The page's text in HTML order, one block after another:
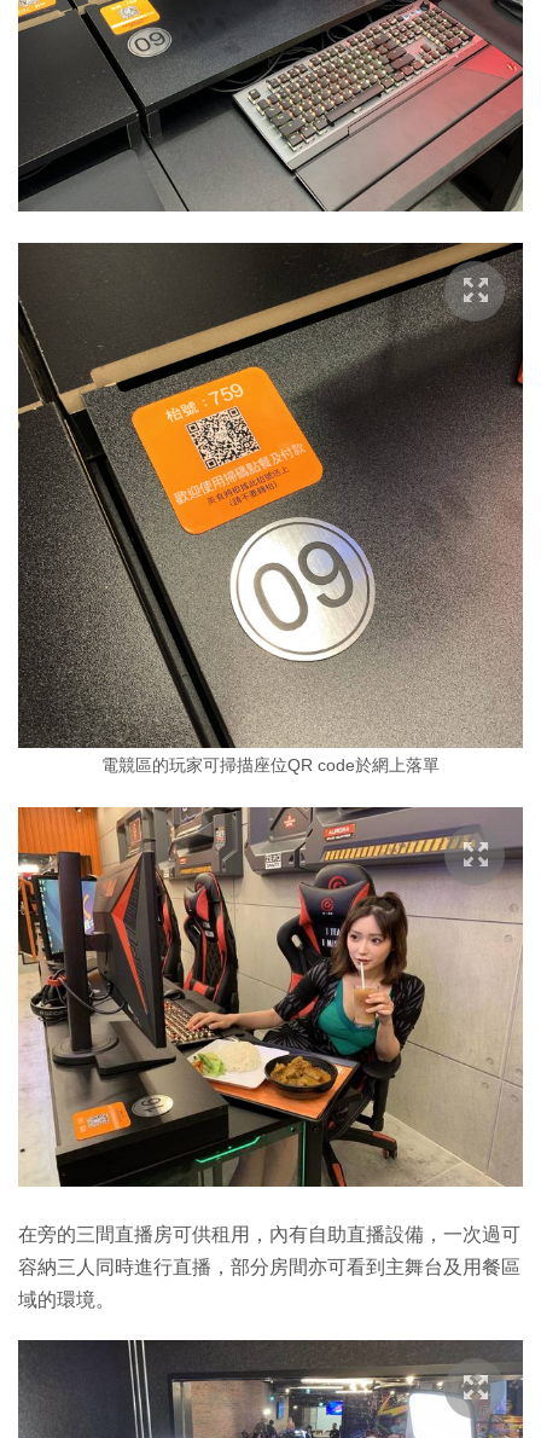
電競區的玩家可掃描座位QR code於網上落單
在旁的三間直播房可供租用，內有自助直播設備，一次過可
容納三人同時進行直播，部分房間亦可看到主舞台及用餐區
域的環境。